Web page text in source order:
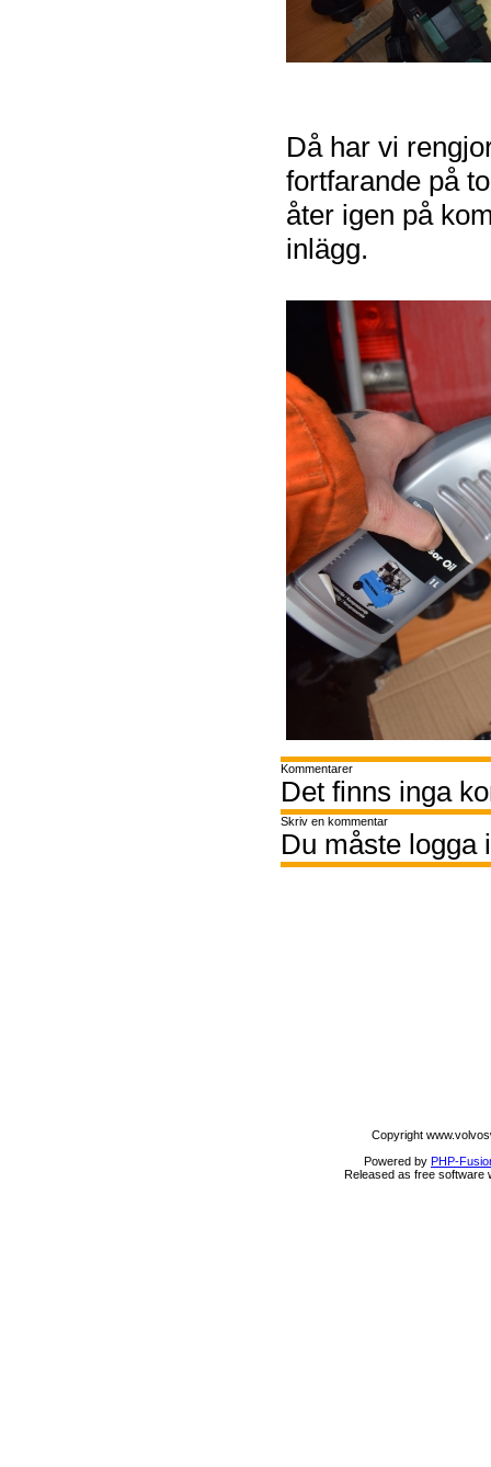
Då har vi
fortfarande på
åter igen på
inlägg.
Kommentarer
Det finns inga
Skriv en kommentar
Du måste logga
Copyright
Powered by PHP-
Released as free software